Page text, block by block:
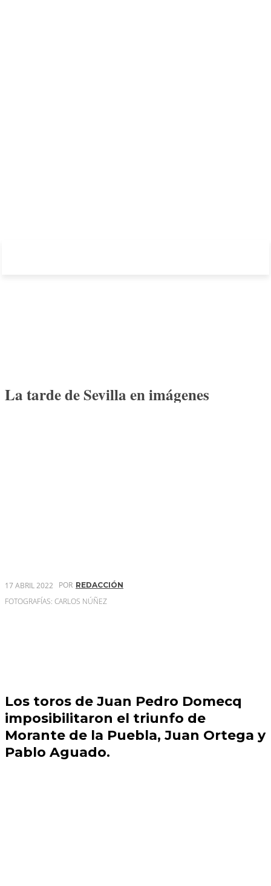
La tarde de Sevilla en imágenes
17 ABRIL 2022 POR REDACCIÓN
FOTOGRAFÍAS: CARLOS NÚÑEZ
Los toros de Juan Pedro Domecq
imposibilitaron el triunfo de
Morante de la Puebla, Juan Ortega y
Pablo Aguado.